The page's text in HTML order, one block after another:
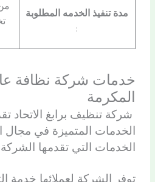
مدة تنفيذ الخدمه المطلوبة
:
خدمات شركة نظافة
المكرمة
شركة تنظيف برابغ الاتحاد
الخدمات المتميزة في
الخدمات التي تقدمها
توفر الشركة لعملائها خدمة